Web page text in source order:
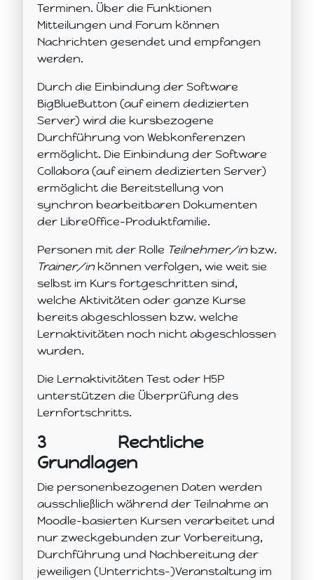
Terminen. Über die Funktionen
Mitteilungen und Forum können
Nachrichten gesendet und empfangen
werden.
Durch die Einbindung der Software
BigBlueButton (auf einem dedizierten
Server) wird die kursbezogene
Durchführung von Webkonferenzen
ermöglicht. Die Einbindung der Software
Collabora (auf einem dedizierten Server)
ermöglicht die Bereitstellung von
synchron bearbeitbaren Dokumenten
der LibreOffice-Produktfamilie.
Personen mit der Rolle Teilnehmer/inbzw.
Trainer/inkönnen verfolgen, wie weit sie
selbst im Kurs fortgeschritten sind,
welche Aktivitäten oder ganze Kurse
bereits abgeschlossen bzw. welche
Lernaktivitäten noch nicht abgeschlossen
wurden.
Die Lernaktivitäten Test oder H5P
unterstützen die Überprüfung des
Lernfortschritts.
3 Rechtliche
Grundlagen
Die personenbezogenen Daten werden
ausschließlich während der Teilnahme an
Moodle-basierten Kursen verarbeitet und
nur zweckgebunden zur Vorbereitung,
Durchführung und Nachbereitung der
jeweiligen (Unterrichts-)Veranstaltung im